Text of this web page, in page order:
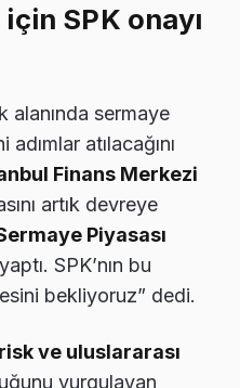
SPK onayı
alanında sermaye
atılacağını
Finans Merkezi
artık devreye
Piyasası
SPK’nın bu
bekliyoruz” dedi.
risk ve uluslararası
vurgulayan